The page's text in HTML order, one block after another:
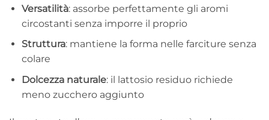
Versatilità: assorbe perfettamente gli aromi
circostanti senza imporre il proprio
Struttura: mantiene la forma nelle farciture senza
colare
Dolcezza naturale: il lattosio residuo richiede
meno zucchero aggiunto